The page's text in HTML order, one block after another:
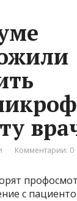
Комментарии: 0
с